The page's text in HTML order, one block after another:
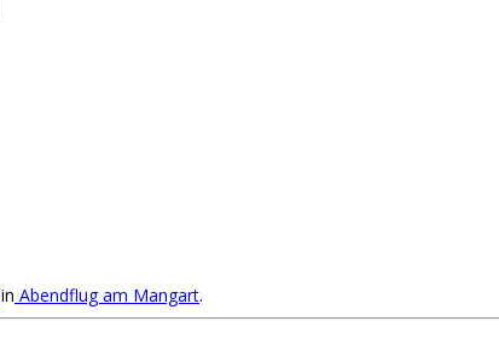
in Abendflug am Mangart.